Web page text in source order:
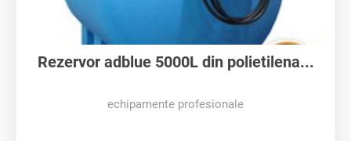
Rezervor adblue 5000L din polietilena...
echipamente profesionale